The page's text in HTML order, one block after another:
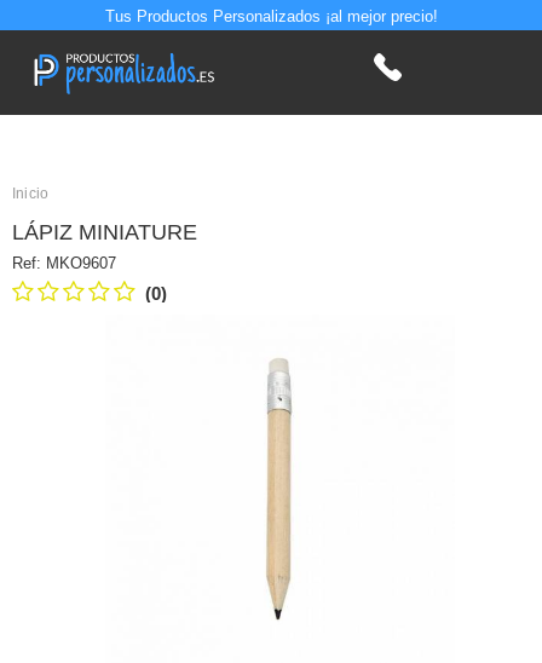
Tus Productos Personalizados ¡al mejor precio!
Inicio
LÁPIZ MINIATURE
Ref: MKO9607
(0)